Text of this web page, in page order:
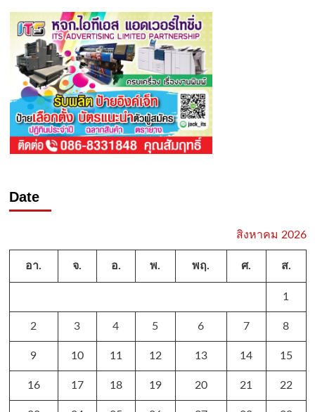
Date
สิงหาคม 2026
อา. จ. อ. พ. พฤ. ศ. ส.
1
2 3 4 5 6 7 8
9 10 11 12 13 14 15
16 17 18 19 20 21 22